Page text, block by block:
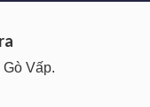
Vấp.